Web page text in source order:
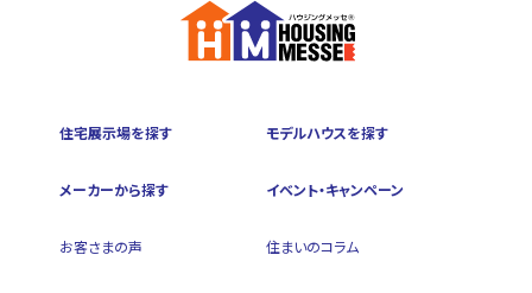
住宅展示場を探す モデルハウスを探す
メーカーから探す イベント・キャンペーン
お客さまの声 住まいのコラム